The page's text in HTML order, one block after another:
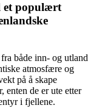
et populært
både inn- og utland
atmosfære og
på å skape
enten de er ute etter
i fjellene.